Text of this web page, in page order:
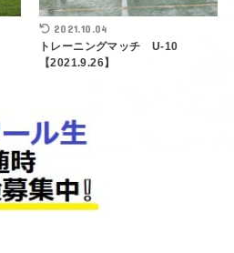
2021.10.04
トレーニングマッチ U-10
【2021.9.26】